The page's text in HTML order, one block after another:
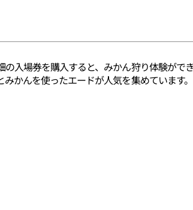
入場券を購入すると、みかん狩り体験がで
かんを使ったエードが人気を集めています。